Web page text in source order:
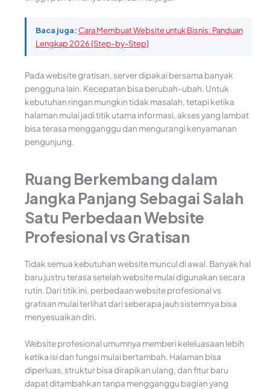
Baca juga:Cara Membuat Website untuk Bisnis: Panduan
Lengkap 2026 [Step-by-Step]
Pada website gratisan, server dipakai bersama banyak
pengguna lain. Kecepatan bisa berubah-ubah. Untuk
kebutuhan ringan mungkin tidak masalah, tetapi ketika
halaman mulai jadi titik utama informasi, akses yang lambat
bisa terasa mengganggu dan mengurangi kenyamanan
pengunjung.
Ruang Berkembang dalam
Jangka Panjang Sebagai Salah
Satu Perbedaan Website
Profesional vs Gratisan
Tidak semua kebutuhan website muncul di awal. Banyak hal
baru justru terasa setelah website mulai digunakan secara
rutin. Dari titik ini, perbedaan website profesional vs
gratisan mulai terlihat dari seberapa jauh sistemnya bisa
menyesuaikan diri.
Website profesional umumnya memberi keleluasaan lebih
ketika isi dan fungsi mulai bertambah. Halaman bisa
diperluas, struktur bisa dirapikan ulang, dan fitur baru
dapat ditambahkan tanpa mengganggu bagian yang